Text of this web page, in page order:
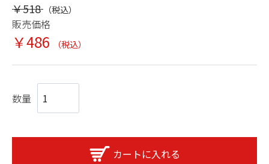
￥518 （税込）
販売価格
￥486 （税込）
数量
カートに入れる